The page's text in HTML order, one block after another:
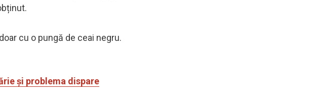
cu o pungă de ceai negru.
și problema dispare